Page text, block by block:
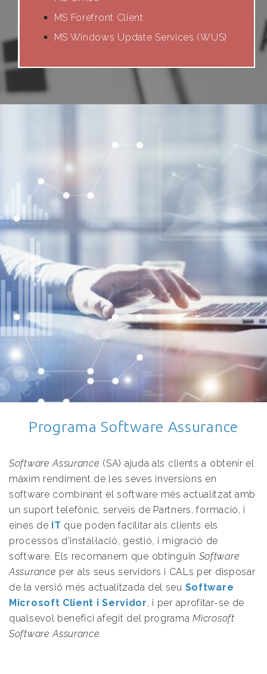
MS Forefront Client
MS Windows Update Services (WUS)
Programa Software Assurance
Software Assurance (SA) ajuda als clients a obtenir el
màxim rendiment de les seves inversions en
software combinant el software més actualitzat amb
un suport telefònic, serveis de Partners, formació, i
eines de IT que poden facilitar als clients els
processos d’instal·lació, gestió, i migració de
software. Els recomanem que obtinguin Software
Assurance per als seus servidors i CALs per disposar
de la versió més actualitzada del seu Software
Microsoft Client i Servidor, i per aprofitar-se de
qualsevol benefici afegit del programaMicrosoft
Software Assurance.